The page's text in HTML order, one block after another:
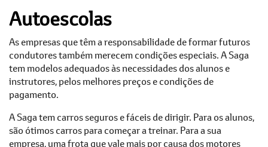
Autoescolas
As empresas que têm a responsabilidade de formar futuros
condutores também merecem condições especiais. A Saga
tem modelos adequados às necessidades dos alunos e
instrutores, pelos melhores preços e condições de
pagamento.
A Saga tem carros seguros e fáceis de dirigir. Para os alunos,
são ótimos carros para começar a treinar. Para a sua
empresa, uma frota que vale mais por causa dos motores